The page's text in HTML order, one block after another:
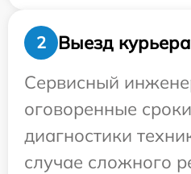
2
Выезд
Сервисный
оговоренные
диагностики
случае сложного